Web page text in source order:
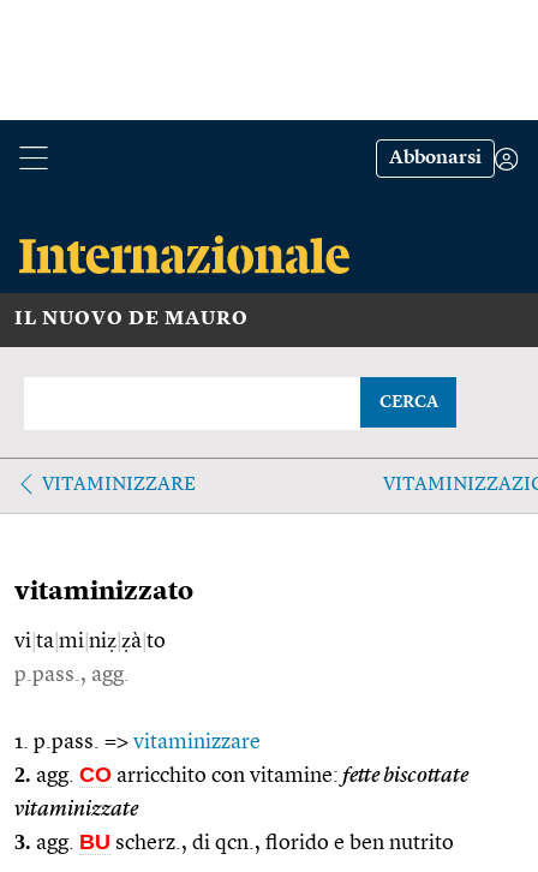
Abbonarsi
IL NUOVO DE MAURO
CERCA
VITAMINIZZARE
vitaminizzato
vi ta mi niẓ ẓà to
p.pass., agg.
1. p.pass. => vitaminizzare
2. agg. CO arricchito con vitamine: fette biscottate
vitaminizzate
3. agg. BU scherz., di qcn., florido e ben nutrito